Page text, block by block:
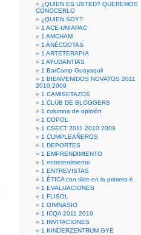
¿QUIEN ES USTED? QUEREMOS
CONOCERLO
¿QUIEN SOY?
1 ACE-UNIAPAC
1 AMCHAM
1 ANÉCDOTAS
1 ARTETERAPIA
1 AYUDANTIAS
1 BarCamp Guayaquil
1 BIENVENIDOS NOVATOS 2011
2010 2009
1 CAMISETAZOS
1 CLUB DE BLOGGERS
1 columna de opinión
1 COPOL
1 CSECT 2011 2010 2009
1 CUMPLEAÑEROS
1 DEPORTES
1 EMPRENDIMIENTO
1 entretenimiento
1 ENTREVISTAS
1 ÉTICA con tilde en la primera é.
1 EVALUACIONES
1 FLISOL
1 GIMNASIO
1 ICQA 2011 2010
1 INVITACIONES
1 KINDERZENTRUM GYE